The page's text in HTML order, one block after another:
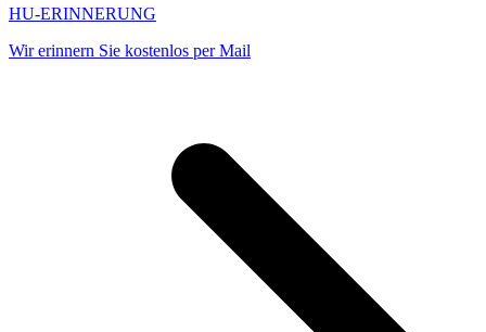
HU-ERINNERUNG
Wir erinnern Sie kostenlos per Mail